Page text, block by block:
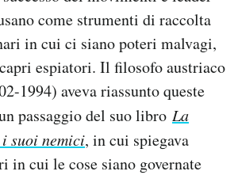
aiuto?
come strumenti di raccolta
in cui ci siano poteri malvagi,
espiatori. Il filosofo austriaco
1994) aveva riassunto queste
passaggio del suo libro La
suoi nemici, in cui spiegava
in cui le cose siano governate